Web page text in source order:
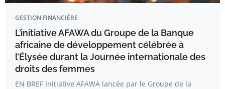
GESTION FINANCIÈRE
L’initiative AFAWA du Groupe de la Banque
africaine de développement célébrée à
l’Élysée durant la Journée internationale des
droits des femmes
EN BREF Initiative AFAWA lancée par le Groupe de la